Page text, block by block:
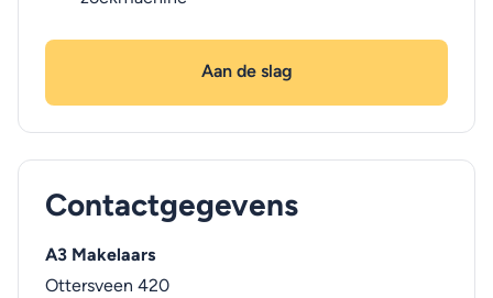
Aan de slag
Contactgegevens
A3 Makelaars
Ottersveen 420